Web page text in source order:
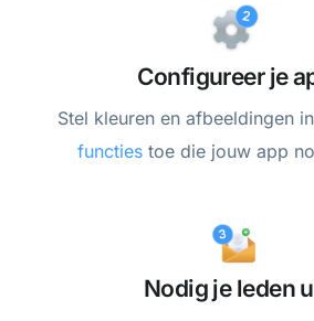
Configureer je
Stel kleuren en afbeeldingen
functiestoe die jouw app
Nodig je leden